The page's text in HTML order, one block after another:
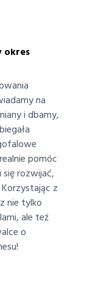
okres
na
i dbamy,
pomóc
rozwijać,
z
nie tylko
ale też
o